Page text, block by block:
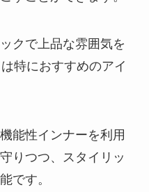
クで上品な雰囲気を
特におすすめのアイ
能性インナーを利用
りつつ、スタイリッ
です。